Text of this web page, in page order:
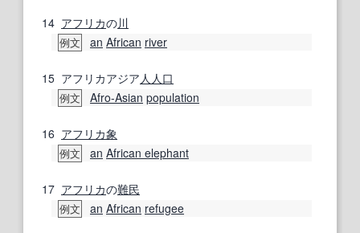
14 アフリカの川
例文 an African river
15 アフリカアジア 人人 口
例文 Afro-Asian population
16 アフリカ象
例文 an African elephant
17 アフリカの難民
例文 an African refugee